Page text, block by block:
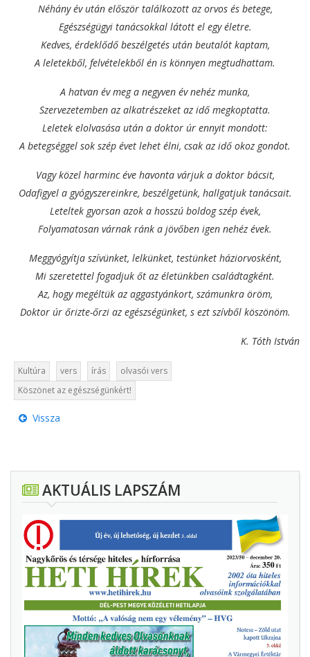
Néhány év után először találkozott az orvos és betege,
Egészségügyi tanácsokkal látott el egy életre.
Kedves, érdeklődő beszélgetés után beutalót kaptam,
A leletekből, felvételekből én is könnyen megtudhattam.
A hatvan év meg a negyven év nehéz munka,
Szervezetemben az alkatrészeket az idő megkoptatta.
Leletek elolvasása után a doktor úr ennyit mondott:
A betegséggel sok szép évet lehet élni, csak az idő okoz gondot.
Vagy közel harminc éve havonta várjuk a doktor bácsit,
Odafigyel a gyógyszereinkre, beszélgetünk, hallgatjuk tanácsait.
Leteltek gyorsan azok a hosszú boldog szép évek,
Folyamatosan várnak ránk a jövőben igen nehéz évek.
Meggyógyítja szívünket, lelkünket, testünket háziorvosként,
Mi szeretettel fogadjuk őt az életünkben családtagként.
Az, hogy megéltük az aggastyánkort, számunkra öröm,
Doktor úr őrizte-őrzi az egészségünket, s ezt szívből köszönöm.
K. Tóth István
Kultúra vers írás
olvasói vers
Köszönet az egészségünkért!
Vissza
AKTUÁLIS LAPSZÁM